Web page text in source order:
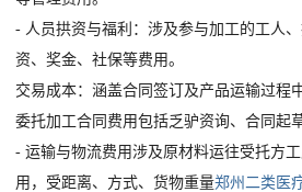
- 人员拱资与福利：涉及参与加工的工人
资、奖金、社保等费用。
交易成本：涵盖合同签订及产品运输过程
委托加工合同费用包括乏驴资询、合同起
- 运输与物流费用涉及原材料运往受托方
用，受距离、方式、货物重量郑州二类医